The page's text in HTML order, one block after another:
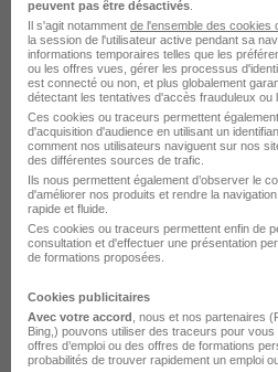
Alternance -
Fablab Manager H/F
Thales
Bordeaux - 33 Alternance
Cette offre n’est plus
peuvent pas être désactivés
Il s'agit notamment de l'ensemble des cookies
la session de l'utilisateur active pendant sa
informations temporaires telles que les
ou les offres vues, gérer les processus
est connecté ou non, et plus globalement
détectant les tentatives d'accès frauduleux ou
Ces cookies ou traceurs permettent
d'acquisition d'audience en utilisant un
comment nos utilisateurs naviguent sur nos
des différentes sources de trafic.
Ils nous permettent également d’observer le
d'améliorer nos produits et rendre la
rapide et fluide.
Ces cookies ou traceurs permettent enfin de
consultation et d'effectuer une présentation
de formations proposées.
Cookies publicitaires
Avec votre accord , nous et nos partenaires
Bing,) pouvons utiliser des traceurs pour
offres d’emploi ou des offres de formations
probabilités de trouver rapidement un emploi